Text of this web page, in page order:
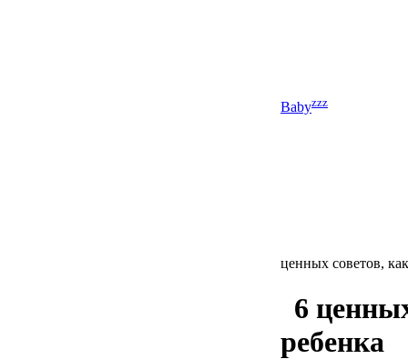
Babyzzz
ценных советов,
6
ребенка